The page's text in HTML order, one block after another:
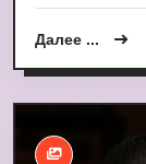
Далее ...